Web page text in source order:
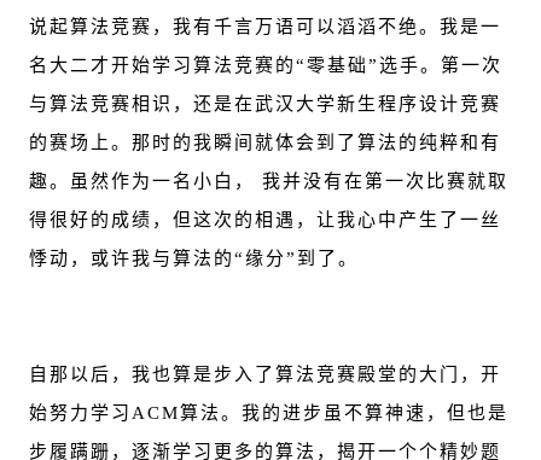
说起算法竞赛，我有千言万语可以滔滔不绝。我是一
名大二才开始学习算法竞赛的“零基础”选手。第一次
与算法竞赛相识，还是在武汉大学新生程序设计竞赛
的赛场上。那时的我瞬间就体会到了算法的纯粹和有
趣。虽然作为一名小白， 我并没有在第一次比赛就取
得很好的成绩，但这次的相遇，让我心中产生了一丝
悸动，或许我与算法的“缘分”到了。
自那以后，我也算是步入了算法竞赛殿堂的大门，开
始努力学习ACM算法。我的进步虽不算神速，但也是
步履蹒跚，逐渐学习更多的算法，揭开一个个精妙题